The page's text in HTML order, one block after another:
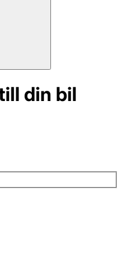
din bil